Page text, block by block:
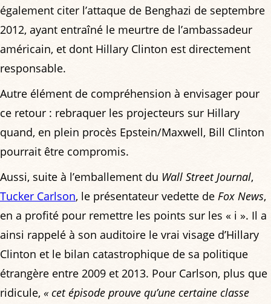
également citer l’attaque de Benghazi de septembre
2012, ayant entraîné le meurtre de l’ambassadeur
américain, et dont Hillary Clinton est directement
responsable.
Autre élément de compréhension à envisager pour
ce retour : rebraquer les projecteurs sur Hillary
quand, en plein procès Epstein/Maxwell, Bill Clinton
pourrait être compromis.
Aussi, suite à l’emballement du Wall Street Journal,
Tucker Carlson, le présentateur vedette de Fox News,
en a profité pour remettre les points sur les « i ». Il a
ainsi rappelé à son auditoire le vrai visage d’Hillary
Clinton et le bilan catastrophique de sa politique
étrangère entre 2009 et 2013. Pour Carlson, plus que
ridicule, « cet épisode prouve qu’une certaine classe